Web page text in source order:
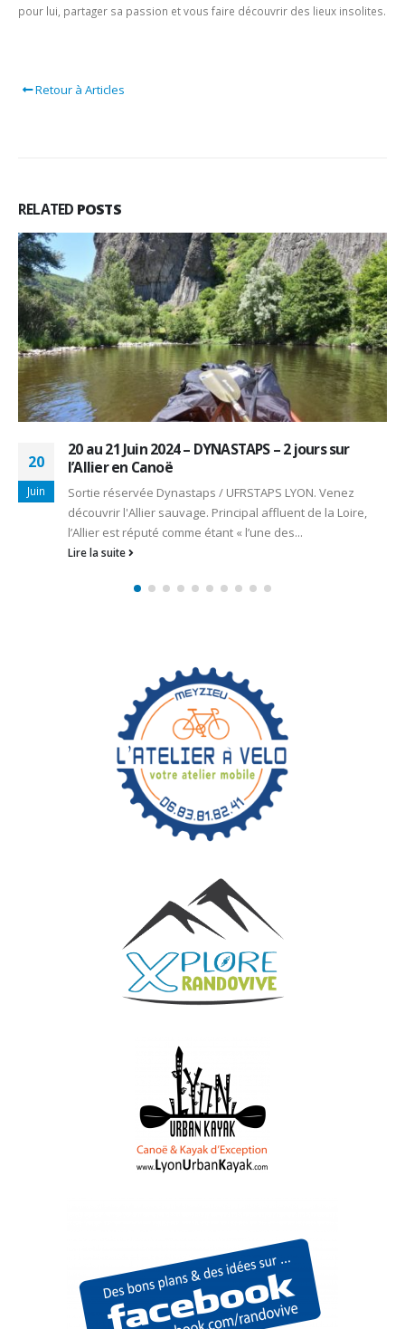
pour lui, partager sa passion et vous faire découvrir des lieux insolites.
Retour à Articles
RELATED POSTS
25
Mai
25 Mai 2024 – DYNASTAPS – Le Haut Rhône
Franço-Suisse – Le Haut Rhône à la carte
Sortie réservée Dynastaps / UFRSTAPS LYON. Venez
découvrir les plus belles parties de notre Haut Rhône
sauvage. Cette fois on...
Lire la suite